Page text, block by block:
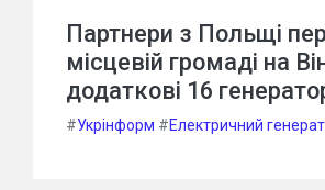
Партнери з Польщі
місцевій громаді на
додаткові 16
#Укрінформ #Електричний